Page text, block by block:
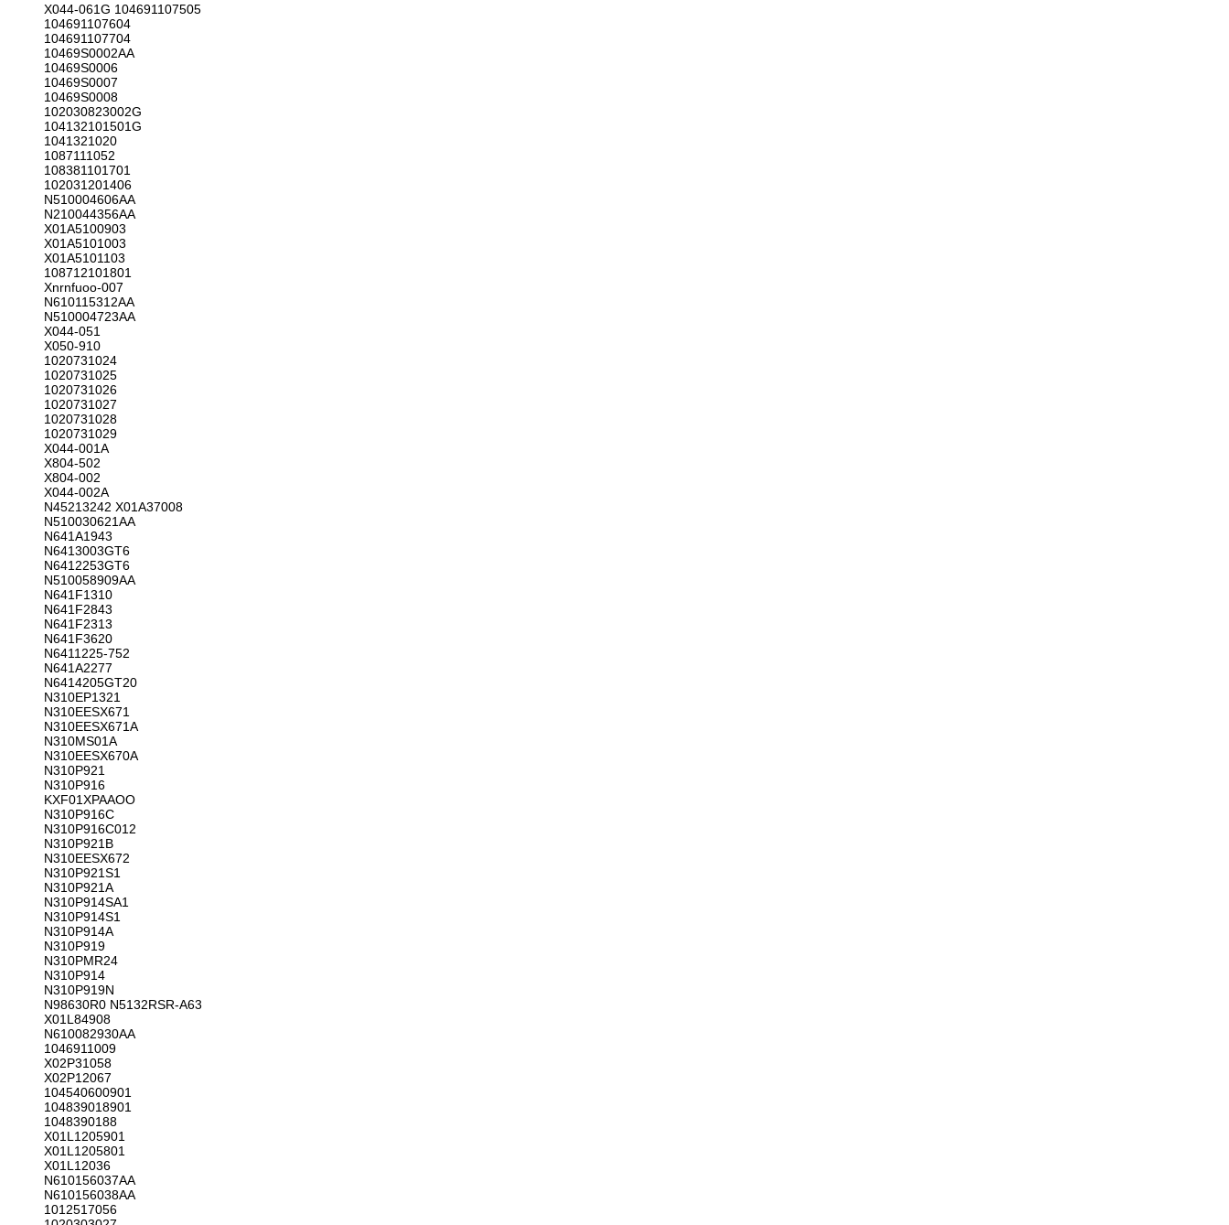
X044-061G 104691107505
104691107604
104691107704
10469S0002AA
10469S0006
10469S0007
10469S0008
102030823002G
104132101501G
1041321020
1087111052
108381101701
102031201406
N510004606AA
N210044356AA
X01A5100903
X01A5101003
X01A5101103
108712101801
Xnrnfuoo-007
N610115312AA
N510004723AA
X044-051
X050-910
1020731024
1020731025
1020731026
1020731027
1020731028
1020731029
X044-001A
X804-502
X804-002
X044-002A
N45213242 X01A37008
N510030621AA
N641A1943
N6413003GT6
N6412253GT6
N510058909AA
N641F1310
N641F2843
N641F2313
N641F3620
N6411225-752
N641A2277
N6414205GT20
N310EP1321
N310EESX671
N310EESX671A
N310MS01A
N310EESX670A
N310P921
N310P916
KXF01XPAAOO
N310P916C
N310P916C012
N310P921B
N310EESX672
N310P921S1
N310P921A
N310P914SA1
N310P914S1
N310P914A
N310P919
N310PMR24
N310P914
N310P919N
N98630R0 N5132RSR-A63
X01L84908
N610082930AA
1046911009
X02P31058
X02P12067
104540600901
104839018901
1048390188
X01L1205901
X01L1205801
X01L12036
N610156037AA
N610156038AA
1012517056